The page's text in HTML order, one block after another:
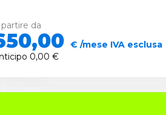
da
€ /mese IVA esclusa
0,00 €